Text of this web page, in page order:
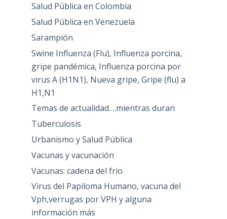
Salud Pública en Colombia
Salud Pública en Venezuela
Sarampión
Swine Influenza (Flu), Influenza porcina,
gripe pandémica, Influenza porcina por
virus A (H1N1), Nueva gripe, Gripe (flu) a
H1,N1
Temas de actualidad….mientras duran
Tuberculosis
Urbanismo y Salud Pública
Vacunas y vacunación
Vacunas: cadena del frío
Virus del Papiloma Humano, vacuna del
Vph,verrugas por VPH y alguna
información más